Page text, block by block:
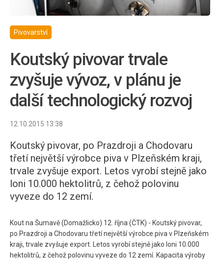
Pivovarství
Koutský pivovar trvale
zvyšuje vývoz, v plánu je
další technologický rozvoj
12.10.2015 13:38
Koutský pivovar, po Prazdroji a Chodovaru
třetí největší výrobce piva v Plzeňském kraji,
trvale zvyšuje export. Letos vyrobí stejně jako
loni 10.000 hektolitrů, z čehož polovinu
vyveze do 12 zemí.
Kout na Šumavě (Domažlicko) 12. října (ČTK) - Koutský pivovar,
po Prazdroji a Chodovaru třetí největší výrobce piva v Plzeňském
kraji, trvale zvyšuje export. Letos vyrobí stejně jako loni 10.000
hektolitrů, z čehož polovinu vyveze do 12 zemí. Kapacita výroby